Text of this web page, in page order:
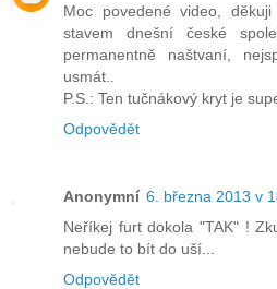
Moc povedené video,
stavem dnešní české
permanentně naštvaní,
usmát..
P.S.: Ten tučnákový kryt je
Odpovědět
Anonymní 6. března 2013 v
Neříkej furt dokola "TAK" !
nebude to bít do uší...
Odpovědět